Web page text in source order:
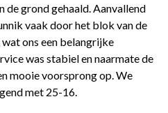
de grond gehaald. Aanvallend
vaak door het blok van de
ons een belangrijke
was stabiel en naarmate de
mooie voorsprong op. We
met 25-16.